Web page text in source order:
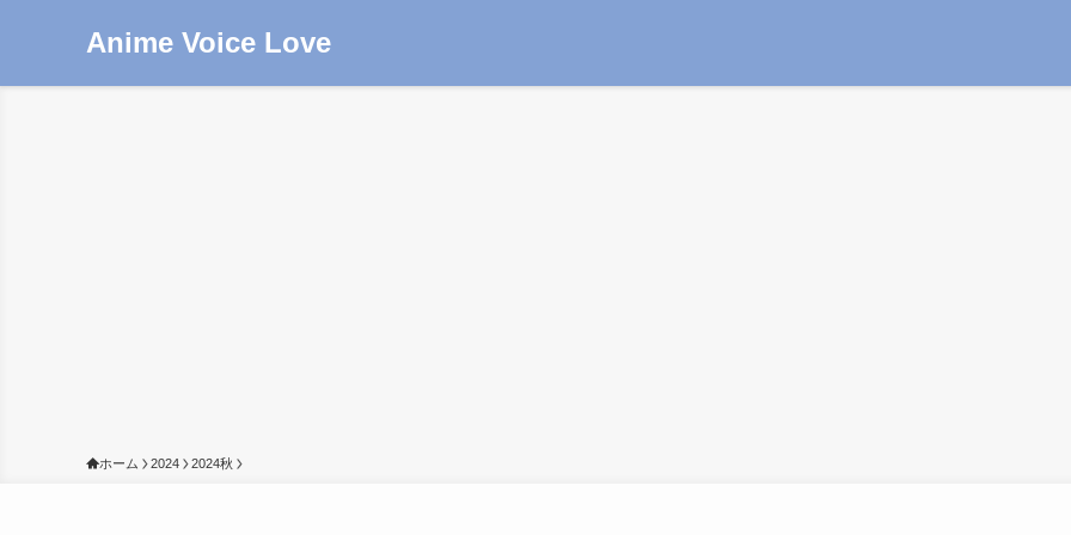
Anime Voice Love
ホーム 2024 2024秋